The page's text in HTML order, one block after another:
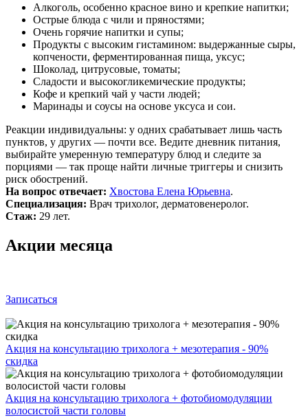
Алкоголь, особенно красное вино и крепкие напитки;
Острые блюда с чили и пряностями;
Очень горячие напитки и супы;
Продукты с высоким гистамином: выдержанные сыры,
копчености, ферментированная пища, уксус;
Шоколад, цитрусовые, томаты;
Сладости и высокогликемические продукты;
Кофе и крепкий чай у части людей;
Маринады и соусы на основе уксуса и сои.
Реакции индивидуальны: у одних срабатывает лишь часть
пунктов, у других — почти все. Ведите дневник питания,
выбирайте умеренную температуру блюд и следите за
порциями — так проще найти личные триггеры и снизить
риск обострений.
На вопрос отвечает: Хвостова Елена Юрьевна.
Специализация: Врач трихолог, дерматовенеролог.
Стаж: 29 лет.
Акции месяца
Записаться
Акция на консультацию трихолога + мезотерапия - 90%
скидка
Акция на консультацию трихолога + фотобиомодуляции
волосистой части головы